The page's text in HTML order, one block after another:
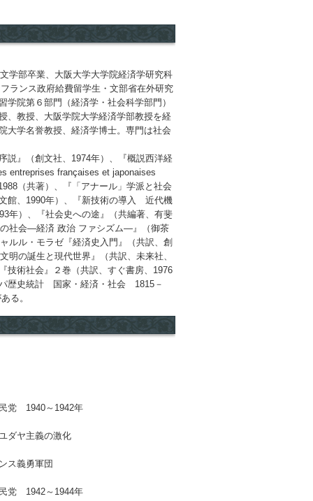
学部卒業、大阪大学大学院経済学研究科
ランス政府給費留学生・文部省在外研究
院第６部門（経済学・社会科学部門）
、教授、大阪学院大学経済学部教授を経
大学名誉教授、経済学博士。専門は社会
説』（創文社、1974年）、『概説西洋経
entreprises françaises et japonaises
（共著）、『「アナール」学派と社会
館、1990年）、『新技術の導入 近代機
年）、『社会史への途』（共編著、有斐
社会―経済 政治 ファシズム―』（御茶
ルル・モラゼ『経済史入門』（共訳、創
明の誕生と現代世界』（共訳、未来社、
技術社会』２巻（共訳、すぐ書房、1976
歴史統計 国家・経済・社会 1815－
る。
党 1940～1942年
ダヤ主義の激化
ス義勇軍団
党 1942～1944年